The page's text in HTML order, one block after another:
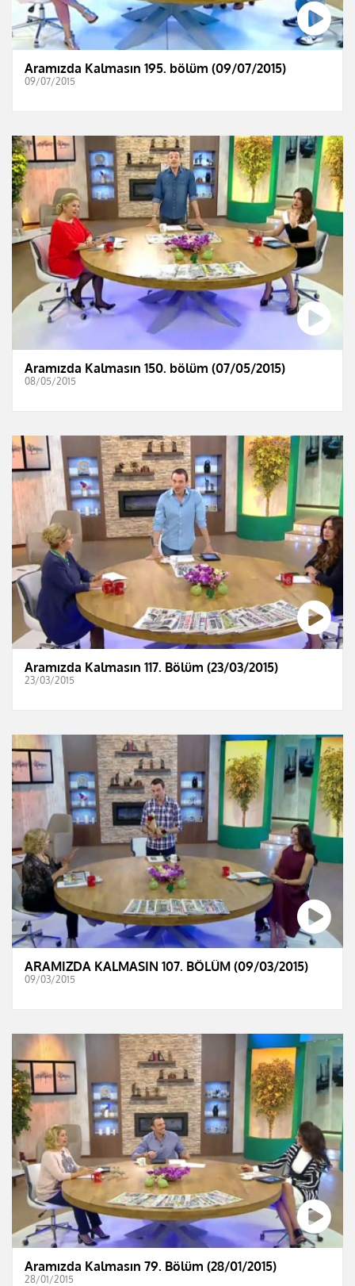
Aramızda Kalmasın 195. bölüm (09/07/2015)
09/07/2015
Aramızda Kalmasın 150. bölüm (07/05/2015)
08/05/2015
Aramızda Kalmasın 117. Bölüm (23/03/2015)
23/03/2015
ARAMIZDA KALMASIN 107. BÖLÜM (09/03/2015)
09/03/2015
Aramızda Kalmasın 79. Bölüm (28/01/2015)
28/01/2015